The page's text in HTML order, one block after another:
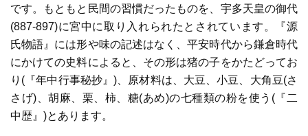
です。もともと民間の習慣だったものを、宇多天皇の御代
(887-897)に宮中に取り入れられたとされています。『源
氏物語』には形や味の記述はなく、平安時代から鎌倉時代
にかけての史料によると、その形は猪の子をかたどってお
り(『年中行事秘抄』)、原材料は、大豆、小豆、大角豆(さ
さげ)、胡麻、栗、柿、糖(あめ)の七種類の粉を使う(『二
中歴』)とあります。